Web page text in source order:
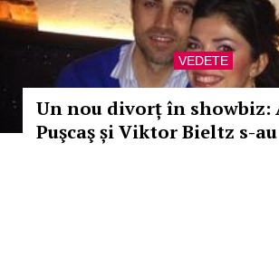
VEDETE
Un nou divorț în showbiz:
Puşcaş și Viktor Bieltz s-